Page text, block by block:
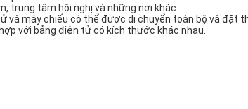
trung tâm hội nghị và những nơi khác.
và máy chiếu có thể được di chuyển toàn bộ và đặt
với bảng điện tử có kích thước khác nhau.